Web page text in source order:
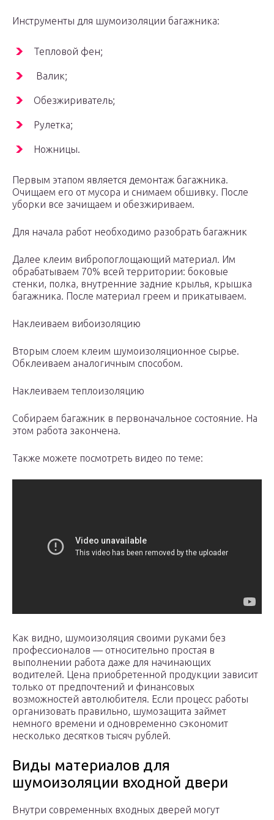
Инструменты для шумоизоляции багажника:
Тепловой фен;
Валик;
Обезжириватель;
Рулетка;
Ножницы.
Первым этапом является демонтаж багажника.
Очищаем его от мусора и снимаем обшивку. После
уборки все зачищаем и обезжириваем.
Для начала работ необходимо разобрать багажник
Далее клеим вибропоглощающий материал. Им
обрабатываем 70% всей территории: боковые
стенки, полка, внутренние задние крылья, крышка
багажника. После материал греем и прикатываем.
Наклеиваем вибоизоляцию
Вторым слоем клеим шумоизоляционное сырье.
Обклеиваем аналогичным способом.
Наклеиваем теплоизоляцию
Собираем багажник в первоначальное состояние. На
этом работа закончена.
Также можете посмотреть видео по теме:
Как видно, шумоизоляция своими руками без
профессионалов — относительно простая в
выполнении работа даже для начинающих
водителей. Цена приобретенной продукции зависит
только от предпочтений и финансовых
возможностей автолюбителя. Если процесс работы
организовать правильно, шумозащита займет
немного времени и одновременно сэкономит
несколько десятков тысяч рублей.
Виды материалов для
шумоизоляции входной двери
Внутри современных входных дверей могут